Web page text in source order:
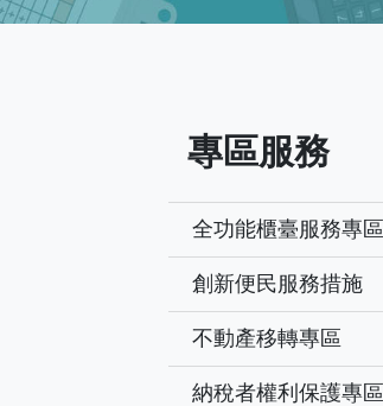
專區服務
全功能櫃臺服務專區
創新便民服務措施
不動產移轉專區
納稅者權利保護專區